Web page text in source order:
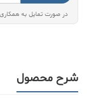
در صورت تمایل به همکاری
شرح محصول